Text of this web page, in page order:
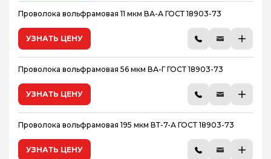
Проволока вольфрамовая 11 мкм ВА-А ГОСТ 18903-73
УЗНАТЬ ЦЕНУ
Проволока вольфрамовая 56 мкм ВА-Г ГОСТ 18903-73
УЗНАТЬ ЦЕНУ
Проволока вольфрамовая 195 мкм ВТ-7-А ГОСТ 18903-73
УЗНАТЬ ЦЕНУ